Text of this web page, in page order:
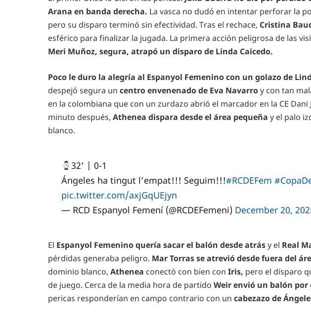
Arana en banda derecha. La vasca no dudó en intentar perforar la
pero su disparo terminó sin efectividad. Tras el rechace, Cristina
esférico para finalizar la jugada. La primera acción peligrosa de las
Meri Muñoz, segura, atrapó un disparo de Linda Caicedo.
Poco le duro la alegría al Espanyol Femenino con un golazo de
despejó segura un centro envenenado de Eva Navarroy con tan
en la colombiana que con un zurdazo abrió el marcador en la CE Dani
minuto después, Athenea dispara desde el área pequeña y el palo
blanco.
32’ | 0-1
Ángeles ha tingut l’empat!!! Seguim!!!#RCDEFem
pic.twitter.com/axjGqUEjyn
— RCD Espanyol Femení (@RCDEFemeni) December 20,
El Espanyol Femenino quería sacar el balón desde atrásy el Real
pérdidas generaba peligro. Mar Torras se atrevió desde fuera del
dominio blanco, Athenea conectó con bien con Iris, pero el disparo
de juego. Cerca de la media hora de partido Weir envió un balón
pericas responderían en campo contrario con un cabezazo de